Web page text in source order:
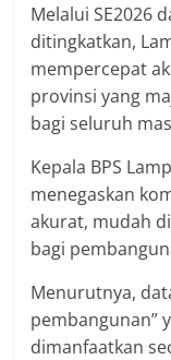
Melalui SE2026
ditingkatkan,
mempercepat
provinsi yang
bagi seluruh
Kepala BPS
menegaskan
akurat, mudah
bagi
Menurutnya,
pembangunan”
dimanfaatkan